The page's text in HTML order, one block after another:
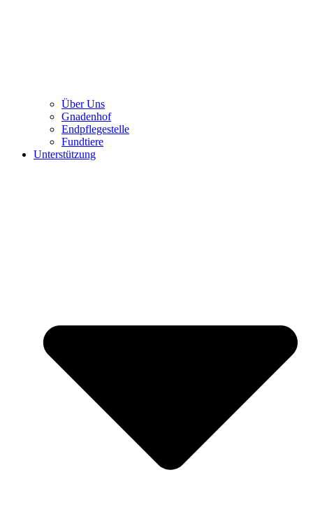
Über Uns
Gnadenhof
Endpflegestelle
Fundtiere
Unterstützung